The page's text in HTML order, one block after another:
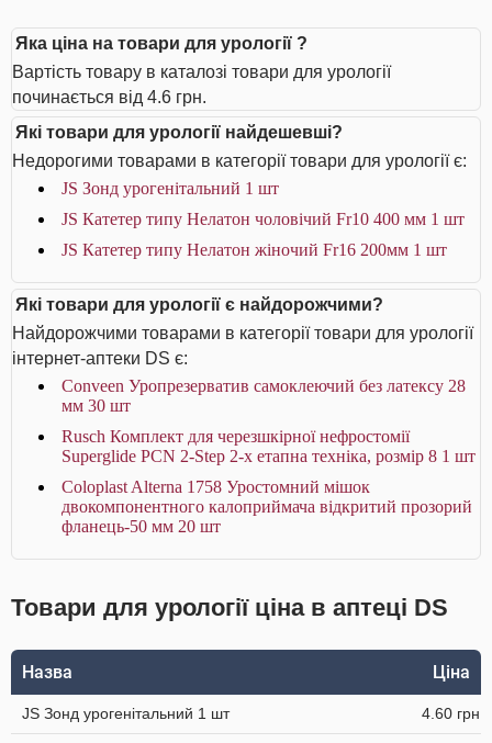
Яка ціна на товари для урології ?
Вартість товару в каталозі товари для урології
починається від 4.6 грн.
Які товари для урології найдешевші?
Недорогими товарами в категорії товари для урології є:
JS Зонд урогенітальний 1 шт
JS Катетер типу Нелатон чоловічий Fr10 400 мм 1 шт
JS Катетер типу Нелатон жіночий Fr16 200мм 1 шт
Які товари для урології є найдорожчими?
Найдорожчими товарами в категорії товари для урології
інтернет-аптеки DS є:
Conveen Уропрезерватив самоклеючий без латексу 28
мм 30 шт
Rusch Комплект для черезшкірної нефростомії
Superglide PCN 2-Step 2-х етапна техніка, розмір 8 1 шт
Coloplast Alterna 1758 Уростомний мішок
двокомпонентного калоприймача відкритий прозорий
фланець-50 мм 20 шт
Товари для урології ціна в аптеці DS
Назва Ціна
JS Зонд урогенітальний 1 шт 4.60 грн